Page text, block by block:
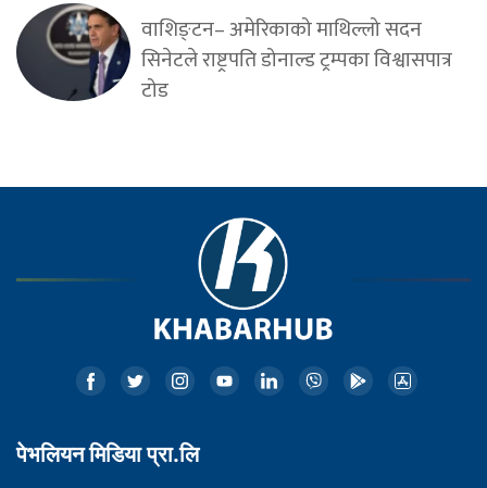
वाशिङ्टन– अमेरिकाको माथिल्लो सदन
सिनेटले राष्ट्रपति डोनाल्ड ट्रम्पका विश्वासपात्र
टोड
पेभलियन मिडिया प्रा.लि